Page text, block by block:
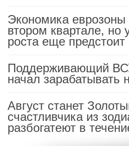
Экономика еврозоны
втором квартале, но
роста еще предстоит
Поддерживающий
начал зарабатывать
Август станет
счастливчика из
разбогатеют в